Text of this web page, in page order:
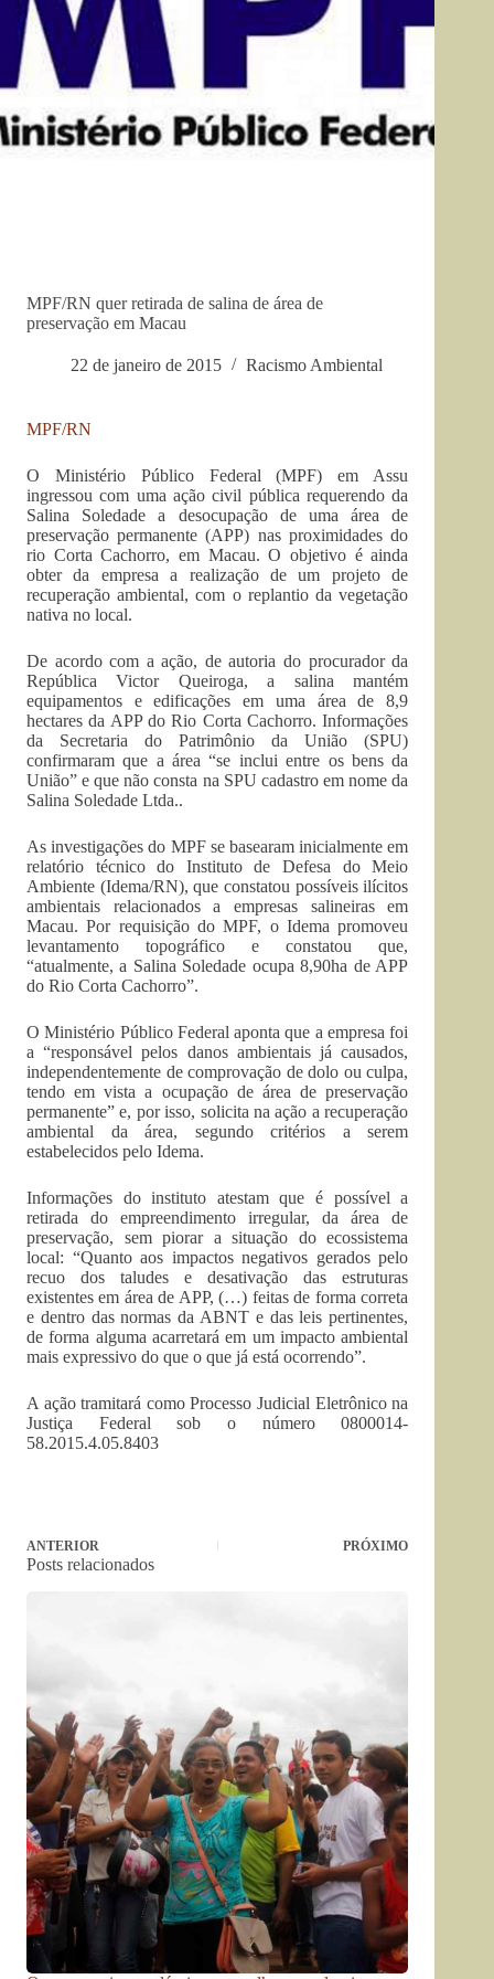
MPF/RN quer retirada de salina de área de
preservação em Macau
22 de janeiro de 2015 Racismo Ambiental
MPF/RN
O Ministério Público Federal (MPF) em Assu
ingressou com uma ação civil pública requerendo da
Salina Soledade a desocupação de uma área de
preservação permanente (APP) nas proximidades do
rio Corta Cachorro, em Macau. O objetivo é ainda
obter da empresa a realização de um projeto de
recuperação ambiental, com o replantio da vegetação
nativa no local.
De acordo com a ação, de autoria do procurador da
República Victor Queiroga, a salina mantém
equipamentos e edificações em uma área de 8,9
hectares da APP do Rio Corta Cachorro. Informações
da Secretaria do Patrimônio da União (SPU)
confirmaram que a área “se inclui entre os bens da
União” e que não consta na SPU cadastro em nome da
Salina Soledade Ltda..
As investigações do MPF se basearam inicialmente em
relatório técnico do Instituto de Defesa do Meio
Ambiente (Idema/RN), que constatou possíveis ilícitos
ambientais relacionados a empresas salineiras em
Macau. Por requisição do MPF, o Idema promoveu
levantamento topográfico e constatou que,
“atualmente, a Salina Soledade ocupa 8,90ha de APP
do Rio Corta Cachorro”.
O Ministério Público Federal aponta que a empresa foi
a “responsável pelos danos ambientais já causados,
independentemente de comprovação de dolo ou culpa,
tendo em vista a ocupação de área de preservação
permanente” e, por isso, solicita na ação a recuperação
ambiental da área, segundo critérios a serem
estabelecidos pelo Idema.
Informações do instituto atestam que é possível a
retirada do empreendimento irregular, da área de
preservação, sem piorar a situação do ecossistema
local: “Quanto aos impactos negativos gerados pelo
recuo dos taludes e desativação das estruturas
existentes em área de APP, (…) feitas de forma correta
e dentro das normas da ABNT e das leis pertinentes,
de forma alguma acarretará em um impacto ambiental
mais expressivo do que o que já está ocorrendo”.
A ação tramitará como Processo Judicial Eletrônico na
Justiça Federal sob o número 0800014-
58.2015.4.05.8403
ANTERIOR PRÓXIMO
Posts relacionados